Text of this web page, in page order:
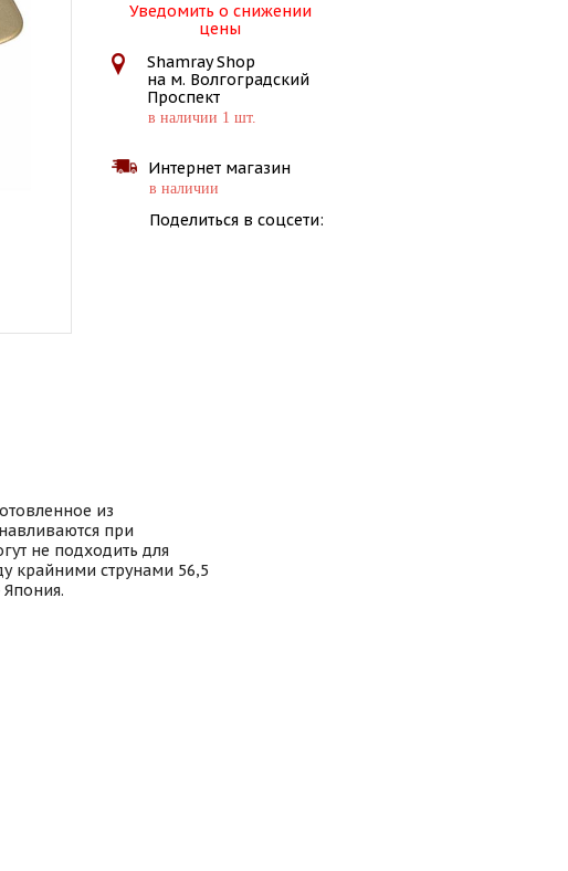
Уведомить о снижении
цены
Shamray Shop
на м. Волгоградский
Проспект
в наличии 1 шт.
Интернет магазин
в наличии
Поделиться в соцсети:
из
при
не подходить для
крайними струнами 56,5